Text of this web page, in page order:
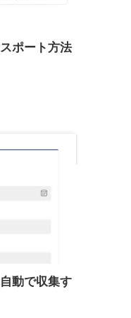
ポート方法
動で収集す